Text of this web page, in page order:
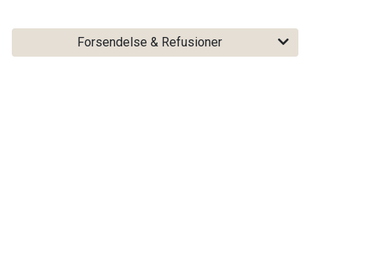
Forsendelse & Refusioner